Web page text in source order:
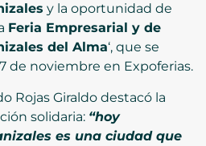
y la oportunidad de
Feria Empresarial y de
del Alma‘, que se
de noviembre en Expoferias.
Rojas Giraldo destacó la
solidaria: “hoy
es una ciudad que